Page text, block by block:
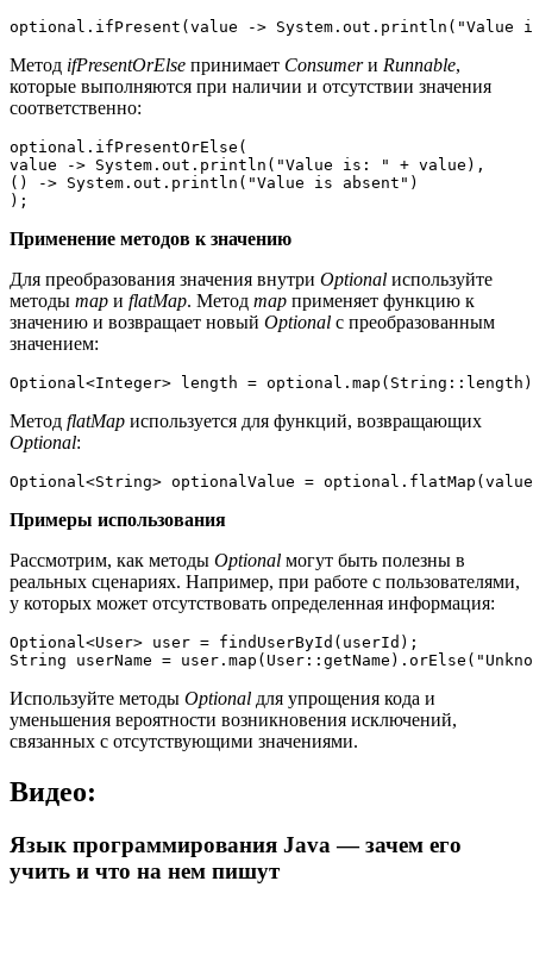
optional.ifPresent(value ->
Метод ifPresentOrElse принимает Consumerи Runnable,
которые выполняются при наличии и отсутствии значения
соответственно:
optional.ifPresentOrElse(
value -> System.out.println("Value is: " + value),
() -> System.out.println("Value is absent")
);
Применение методов к значению
Для преобразования значения внутри Optional используйте
методы map и flatMap. Метод map применяет функцию к
значению и возвращает новый Optional с преобразованным
значением:
Optional<Integer> length =
Метод flatMap используется для функций, возвращающих
Optional:
Optional<String> optionalValue =
Примеры использования
Рассмотрим, как методы Optional могут быть полезны в
реальных сценариях. Например, при работе с пользователями,
у которых может отсутствовать определенная информация:
Optional<User> user = findUserById(userId);
String userName =
Используйте методы Optional для упрощения кода и
уменьшения вероятности возникновения исключений,
связанных с отсутствующими значениями.
Видео:
Язык программирования Java — зачем его
учить и что на нем пишут